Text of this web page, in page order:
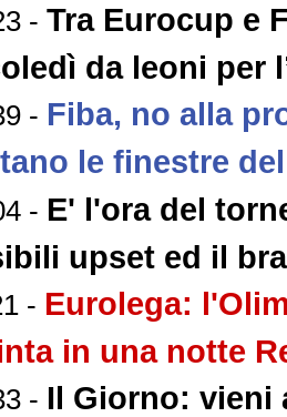
- Tra Eurocup e
da leoni per
- Fiba, no alla
le finestre
- E' l'ora del
upset ed il
- Eurolega:
in una notte
- Il Giorno: vieni